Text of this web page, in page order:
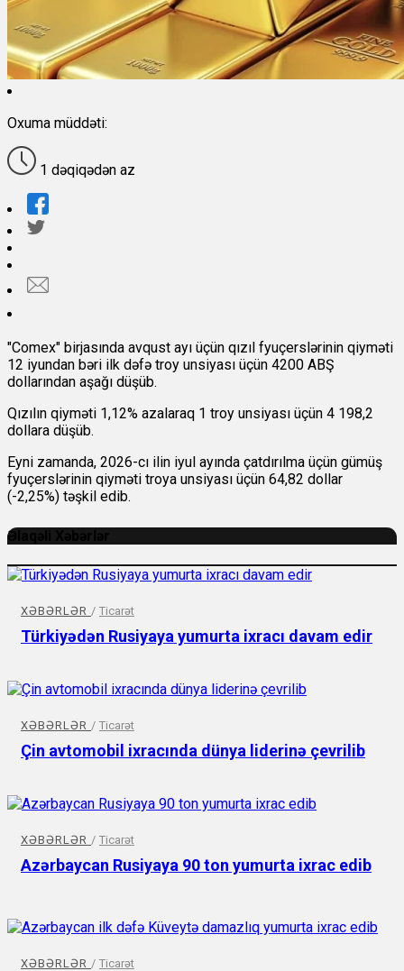
Oxuma müddəti:
1 dəqiqədən az
"Comex" birjasında avqust ayı üçün qızıl fyuçerslərinin qiyməti
12 iyundan bəri ilk dəfə troy unsiyası üçün 4200 ABŞ
dollarından aşağı düşüb.
Qızılın qiyməti 1,12% azalaraq 1 troy unsiyası üçün 4 198,2
dollara düşüb.
Eyni zamanda, 2026-cı ilin iyul ayında çatdırılma üçün gümüş
fyuçerslərinin qiyməti troya unsiyası üçün 64,82 dollar
(-2,25%) təşkil edib.
Əlaqəli Xəbərlər
XƏBƏRLƏR / Ticarət
Türkiyədən Rusiyaya yumurta ixracı davam edir
XƏBƏRLƏR / Ticarət
Çin avtomobil ixracında dünya liderinə çevrilib
XƏBƏRLƏR / Ticarət
Azərbaycan Rusiyaya 90 ton yumurta ixrac edib
XƏBƏRLƏR / Ticarət